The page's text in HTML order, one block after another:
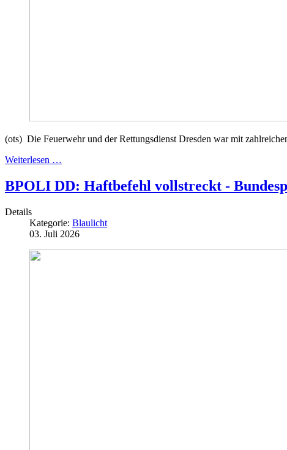
(ots) Die Feuerwehr und der Rettungsdienst Dresden war mit
Weiterlesen …
BPOLI DD: Haftbefehl vollstreckt -
Details
Kategorie: Blaulicht
03. Juli 2026